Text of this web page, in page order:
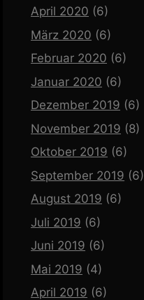
April 2020 (6)
März 2020 (6)
Februar 2020 (6)
Januar 2020 (6)
Dezember 2019 (6)
November 2019 (8)
Oktober 2019 (6)
September 2019 (6)
August 2019 (6)
Juli 2019 (6)
Juni 2019 (6)
Mai 2019 (4)
April 2019 (6)